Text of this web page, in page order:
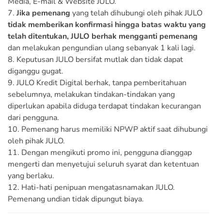
7. Jika pemenang yang telah dihubungi oleh pihak JULO
tidak memberikan konfirmasi hingga batas waktu yang
telah ditentukan, JULO berhak mengganti pemenang
dan melakukan pengundian ulang sebanyak 1 kali lagi.
8. Keputusan JULO bersifat mutlak dan tidak dapat
diganggu gugat.
9. JULO Kredit Digital berhak, tanpa pemberitahuan
sebelumnya, melakukan tindakan-tindakan yang
diperlukan apabila diduga terdapat tindakan kecurangan
dari pengguna.
10. Pemenang harus memiliki NPWP aktif saat dihubungi
oleh pihak JULO.
11. Dengan mengikuti promo ini, pengguna dianggap
mengerti dan menyetujui seluruh syarat dan ketentuan
yang berlaku.
12. Hati-hati penipuan mengatasnamakan JULO.
Pemenang undian tidak dipungut biaya.